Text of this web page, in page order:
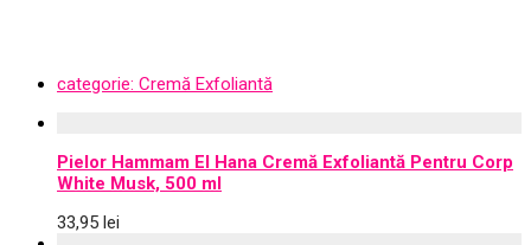
categorie: Cremă Exfoliantă
Pielor Hammam El Hana Cremă Exfoliantă Pentru Corp
White Musk, 500 ml
33,95 lei